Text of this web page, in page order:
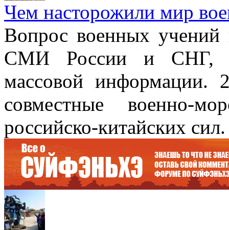
Чем насторожили мир
Вопрос военных учений
СМИ России и СНГ,
массовой информации.
совместные военно-
российско-китайских сил.